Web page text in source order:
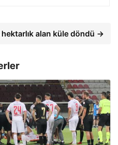
hektarlık alan küle döndü →